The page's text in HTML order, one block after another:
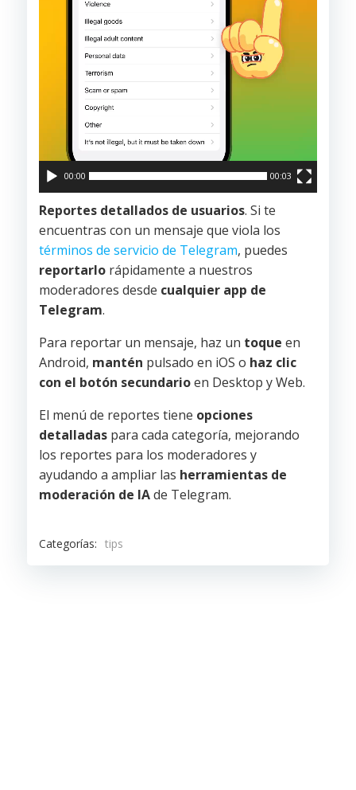
00:00 00:03
Reportes detallados de usuarios. Si te
encuentras con un mensaje que viola los
términos de servicio de Telegram, puedes
reportarlo rápidamente a nuestros
moderadores desde cualquier app de
Telegram.
Para reportar un mensaje, haz un toque en
Android, mantén pulsado en iOS o haz clic
con el botón secundarioen Desktop y Web.
El menú de reportes tiene opciones
detalladas para cada categoría, mejorando
los reportes para los moderadores y
ayudando a ampliar las herramientas de
moderación de IAde Telegram.
Categorías: tips